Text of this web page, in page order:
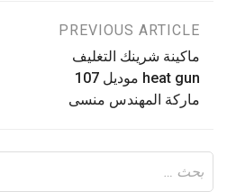
تصفّح
المقالات
PREVIOUS ARTICLE
ماكينة شرينك التغليف
heat gun موديل 107
ماركة المهندس منسى
عن: